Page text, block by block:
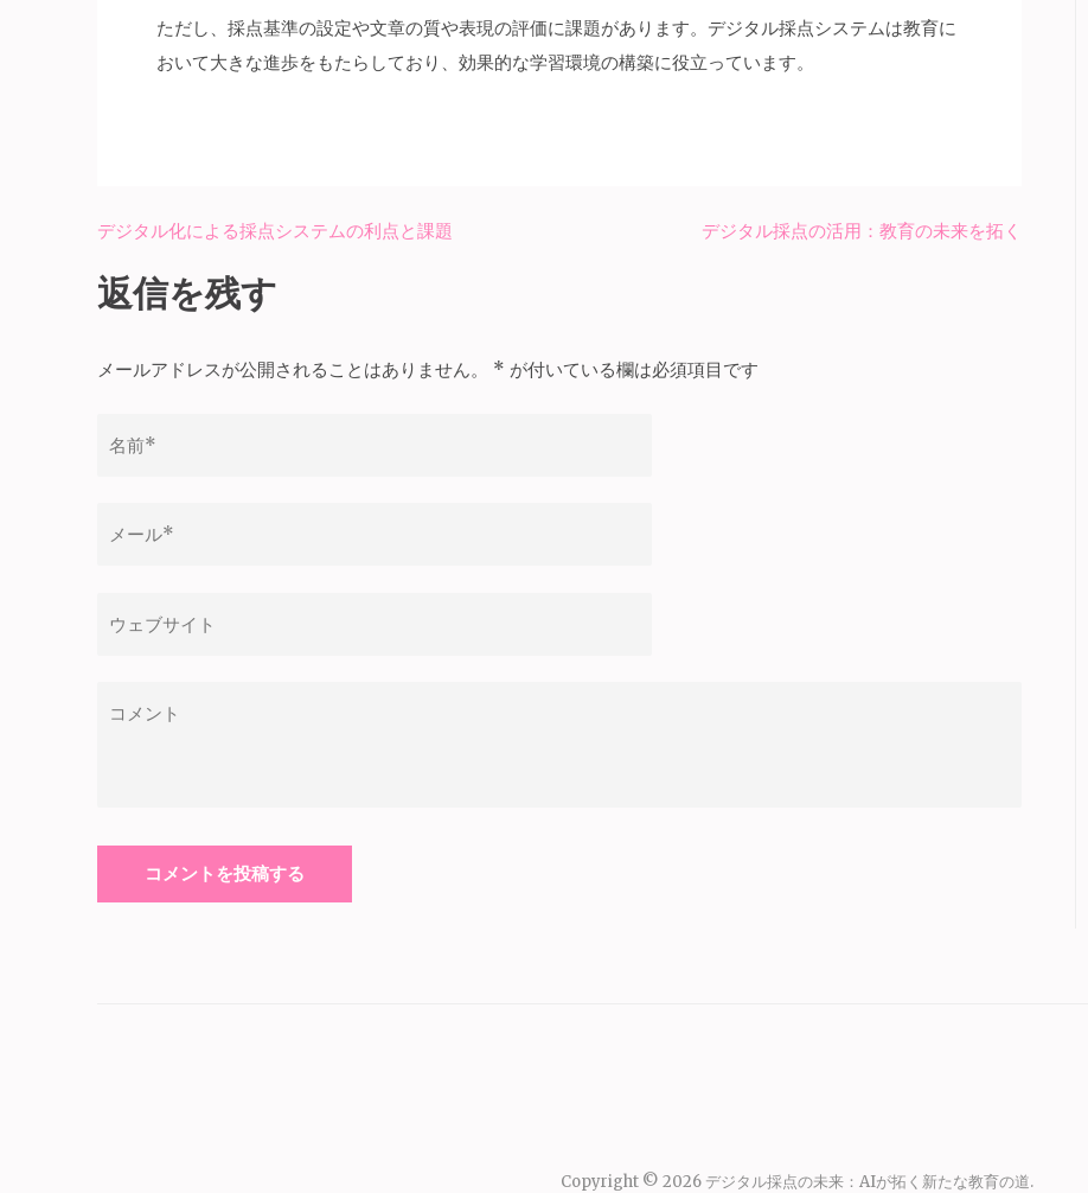
ただし、採点基準の設定や文章の質や表現の評価に課題があります。デジタル採点システムは教育に
おいて大きな進歩をもたらしており、効果的な学習環境の構築に役立っています。
稿
ナ
ビ
シ
ン
デジタル化による採点システムの利点と課題 デジタル採点の活用：教育の未来を拓く
返信を残す
メールアドレスが公開されることはありません。 * が付いている欄は必須項目です
Copyright © 2026 デジタル採点の未来：AIが拓く新たな教育の道.